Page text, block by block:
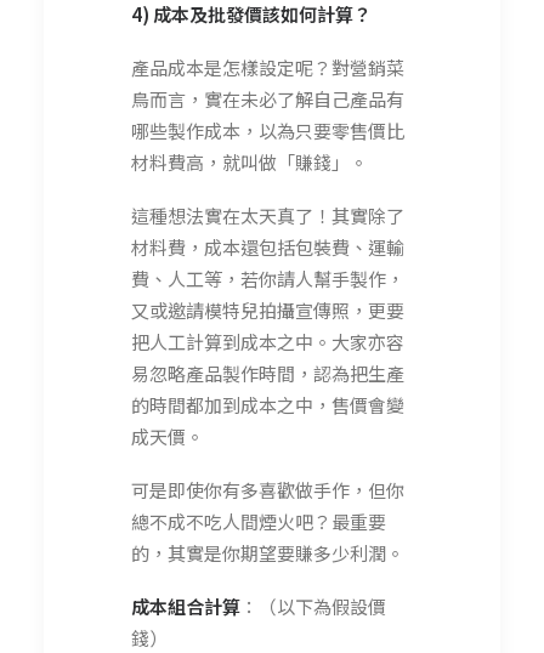
4) 成本及批發價該如何計算？
產品成本是怎樣設定呢？對營銷菜
鳥而言，實在未必了解自己產品有
哪些製作成本，以為只要零售價比
材料費高，就叫做「賺錢」。
這種想法實在太天真了！其實除了
材料費，成本還包括包裝費、運輸
費、人工等，若你請人幫手製作，
又或邀請模特兒拍攝宣傳照，更要
把人工計算到成本之中。大家亦容
易忽略產品製作時間，認為把生產
的時間都加到成本之中，售價會變
成天價。
可是即使你有多喜歡做手作，但你
總不成不吃人間煙火吧？最重要
的，其實是你期望要賺多少利潤。
成本組合計算 ：（以下為假設價
錢）